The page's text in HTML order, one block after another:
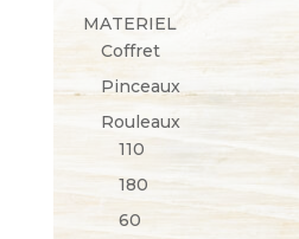
MATERIEL
Coffret
Pinceaux
Rouleaux
110
180
60